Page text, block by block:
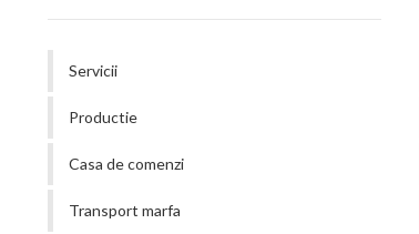
Servicii
Productie
Casa de comenzi
Transport marfa